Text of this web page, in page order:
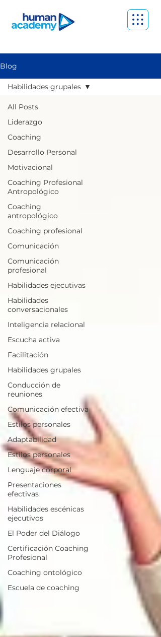
Blog
All Posts
Liderazgo
Coaching
Desarrollo Personal
Motivacional
Coaching Profesional
Antropológico
Coaching
antropológico
Coaching profesional
Comunicación
Comunicación
profesional
Habilidades ejecutivas
Habilidades
conversacionales
Inteligencia relacional
Escucha activa
Facilitación
Habilidades grupales
Conducción de
reuniones
Comunicación efectiva
Estilos personales
Adaptabilidad
Estilos personales
Lenguaje corporal
Presentaciones
efectivas
Habilidades escénicas
ejecutivos
El Poder del Diálogo
Certificación Coaching
Profesional
Coaching ontológico
Escuela de coaching
Habilidades grupales